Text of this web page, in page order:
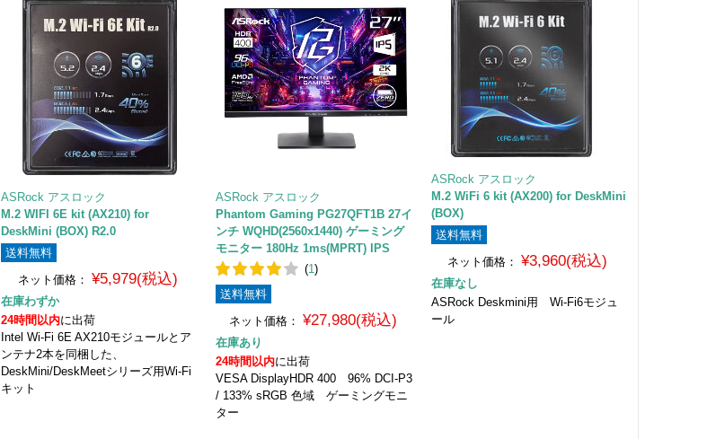
ASRock アスロック
M.2 WIFI 6E kit (AX210) for
DeskMini (BOX) R2.0
送料無料
ネット価格： ¥5,979(税込)
在庫わずか
24時間以内に出荷
Intel Wi-Fi 6E AX210モジュールとア
ンテナ2本を同梱した、
DeskMini/DeskMeetシリーズ用Wi-Fi
キット
ASRock アスロック
Phantom Gaming PG27QFT1B 27イ
ンチ WQHD(2560x1440) ゲーミング
モニター 180Hz 1ms(MPRT) IPS
(1 )
送料無料
ネット価格： ¥27,980(税込)
在庫あり
24時間以内に出荷
VESA DisplayHDR 400 96% DCI-P3
/ 133% sRGB 色域 ゲーミングモニ
ター
ASRock アスロック
M.2 WiFi 6 kit (AX200) for DeskMini
(BOX)
送料無料
ネット価格：
¥3,960(税込)
在庫なし
ASRock Deskmini用 Wi-Fi6モジュ
ール